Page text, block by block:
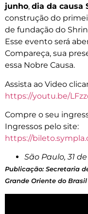
junho, dia da causa
construção do
de fundação do
Esse evento será
Compareça, sua
essa Nobre Causa.
Assista ao Video
https://youtu.be/
Compre o seu
Ingressos pelo site:
https://
São Paulo, 31
Publicação: Secretaria
Grande Oriente do